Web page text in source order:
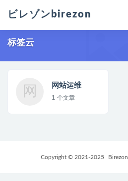
ビレゾンbirezon
标签云
网 网站运维
1 个文章
Copyright © 2021-2025 Birezon